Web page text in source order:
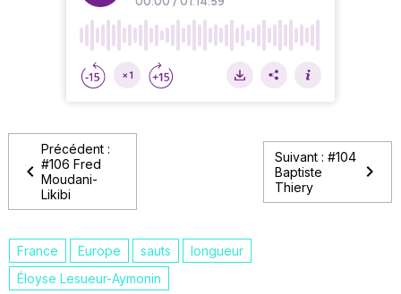
Précédent :
#106 Fred
Moudani-
Likibi
Suivant : #104
Baptiste
Thiery
France Europe sauts
longueur
Éloyse Lesueur-Aymonin